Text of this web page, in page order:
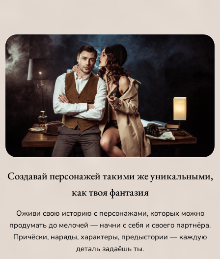
Создавай персонажей такими же уникальными,
как твоя фантазия
Оживи свою историю с персонажами, которых можно
продумать до мелочей — начни с себя и своего партнёра.
Причёски, наряды, характеры, предыстории — каждую
деталь задаёшь ты.